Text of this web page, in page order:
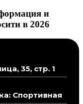
и
в 2026
35, стр. 1
Спортивная